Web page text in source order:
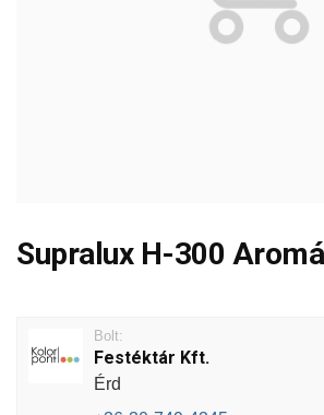
Supralux H-300
Bolt:
Festéktár Kft.
Érd